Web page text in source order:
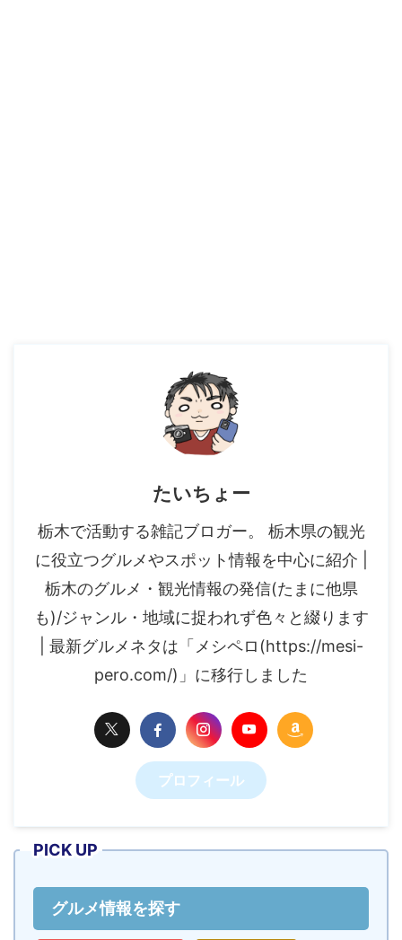
たいちょー
栃木で活動する雑記ブロガー。 栃木県の観光
に役立つグルメやスポット情報を中心に紹介 |
栃木のグルメ・観光情報の発信(たまに他県
も)/ジャンル・地域に捉われず色々と綴ります
| 最新グルメネタは「メシペロ(https://mesi-
pero.com/)」に移行しました
プロフィール
PICK UP
グルメ情報を探す